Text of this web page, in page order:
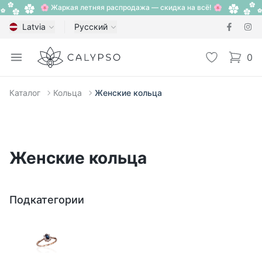
🌸 Жаркая летняя распродажа — скидка на всё! 🌸
Latvia Русский
Open menu
Calypso Избранное
0
items
Каталог Кольца Женские кольца
Женские кольца
Подкатегории